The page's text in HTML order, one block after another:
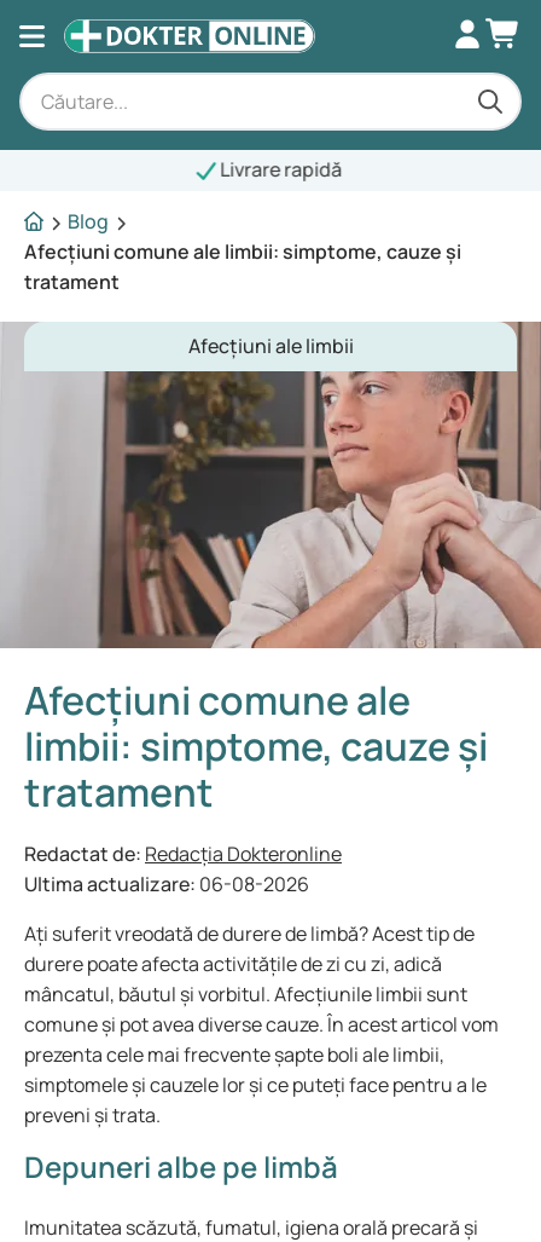
Blog
Afecțiuni comune ale limbii: simptome, cauze și
tratament
Afecțiuni ale limbii
Afecțiuni comune ale
limbii: simptome, cauze și
tratament
Redactat de: Redacția Dokteronline
Ultima actualizare: 06-08-2026
Ați suferit vreodată de durere de limbă? Acest tip de
durere poate afecta activitățile de zi cu zi, adică
mâncatul, băutul și vorbitul. Afecțiunile limbii sunt
comune și pot avea diverse cauze. În acest articol vom
prezenta cele mai frecvente șapte boli ale limbii,
simptomele și cauzele lor și ce puteți face pentru a le
preveni și trata.
Depuneri albe pe limbă
Imunitatea scăzută, fumatul, igiena orală precară și